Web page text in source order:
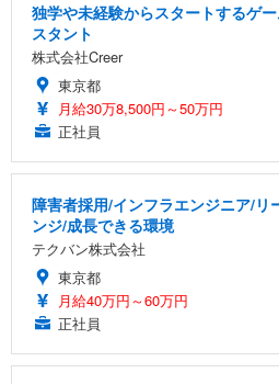
独学や未経験からスタートするゲ
スタント
株式会社Creer
東京都
月給30万8,500円～50万円
正社員
障害者採用/インフラエンジニア/リ
ンジ/成長できる環境
テクバン株式会社
東京都
月給40万円～60万円
正社員